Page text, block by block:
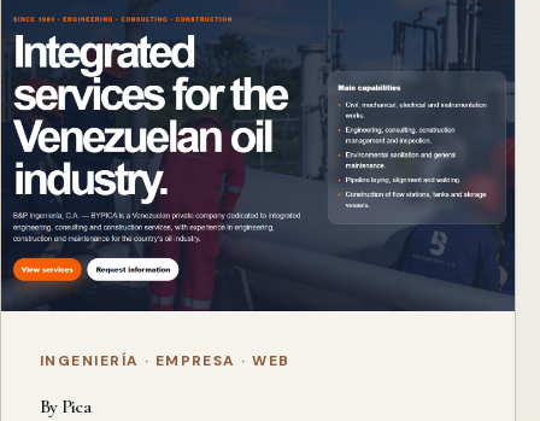
INGENIERÍA · EMPRESA · WEB
By Pica